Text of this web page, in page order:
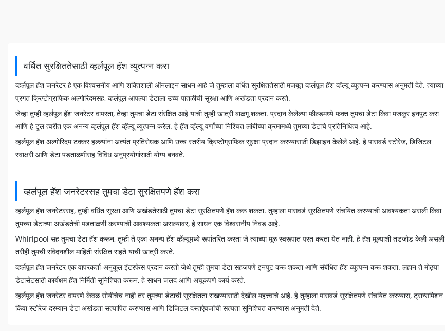
वर्धित सुरक्षिततेसाठी व्हर्लपूल हॅश व्युत्पन्न करा
व्हर्लपूल हॅश जनरेटर हे एक विश्वसनीय आणि शक्तिशाली ऑनलाइन साधन आहे जे तुम्हाला वर्धित सुरक्षिततेसाठी मजबूत व्हर्लपूल हॅश व्हॅल्यू व्युत्पन्न करण्यास अनुमती देते. त्याच्या
प्रगत क्रिप्टोग्राफिक अल्गोरिदमसह, व्हर्लपूल आपल्या डेटाला उच्च पातळीची सुरक्षा आणि अखंडता प्रदान करते.
जेव्हा तुम्ही व्हर्लपूल हॅश जनरेटर वापरता, तेव्हा तुमचा डेटा संरक्षित आहे याची तुम्ही खात्री बाळगू शकता. प्रदान केलेल्या फील्डमध्ये फक्त तुमचा डेटा किंवा मजकूर इनपुट करा
आणि हे टूल त्वरीत एक अनन्य व्हर्लपूल हॅश व्हॅल्यू व्युत्पन्न करेल. हे हॅश व्हॅल्यू वर्णांच्या निश्चित लांबीच्या क्रमामध्ये तुमच्या डेटाचे प्रतिनिधित्व आहे.
व्हर्लपूल हॅश अल्गोरिदम टक्कर हल्ल्यांना अत्यंत प्रतिरोधक आणि उच्च स्तरीय क्रिप्टोग्राफिक सुरक्षा प्रदान करण्यासाठी डिझाइन केलेले आहे. हे पासवर्ड स्टोरेज, डिजिटल
स्वाक्षरी आणि डेटा पडताळणीसह विविध अनुप्रयोगांसाठी योग्य बनवते.
व्हर्लपूल हॅश जनरेटरसह तुमचा डेटा सुरक्षितपणे हॅश करा
व्हर्लपूल हॅश जनरेटरसह, तुम्ही वर्धित सुरक्षा आणि अखंडतेसाठी तुमचा डेटा सुरक्षितपणे हॅश करू शकता. तुम्‍हाला पासवर्ड सुरक्षितपणे संचयित करण्‍याची आवश्‍यकता असली किंवा
तुमच्‍या डेटाच्‍या अखंडतेची पडताळणी करण्‍याची आवश्‍यकता असल्‍यावर, हे साधन एक विश्‍वसनीय निवड आहे.
Whirlpool सह तुमचा डेटा हॅश करून, तुम्ही ते एका अनन्य हॅश व्हॅल्यूमध्ये रूपांतरित करता जे त्याच्या मूळ स्वरूपात परत करता येत नाही. हे हॅश मूल्याशी तडजोड केली असली
तरीही तुमची संवेदनशील माहिती संरक्षित राहते याची खात्री करते.
व्हर्लपूल हॅश जनरेटर एक वापरकर्ता-अनुकूल इंटरफेस प्रदान करतो जेथे तुम्ही तुमचा डेटा सहजपणे इनपुट करू शकता आणि संबंधित हॅश व्युत्पन्न करू शकता. लहान ते मोठ्या
डेटासेटसाठी कार्यक्षम हॅश निर्मिती सुनिश्चित करून, हे साधन जलद आणि अचूकपणे कार्य करते.
व्हर्लपूल हॅश जनरेटर वापरणे केवळ सोयीचेच नाही तर तुमच्या डेटाची सुरक्षितता राखण्यासाठी देखील महत्त्वाचे आहे. हे तुम्हाला पासवर्ड सुरक्षितपणे संचयित करण्यास, ट्रान्समिशन
किंवा स्टोरेज दरम्यान डेटा अखंडता सत्यापित करण्यास आणि डिजिटल दस्तऐवजांची सत्यता सुनिश्चित करण्यास अनुमती देते.